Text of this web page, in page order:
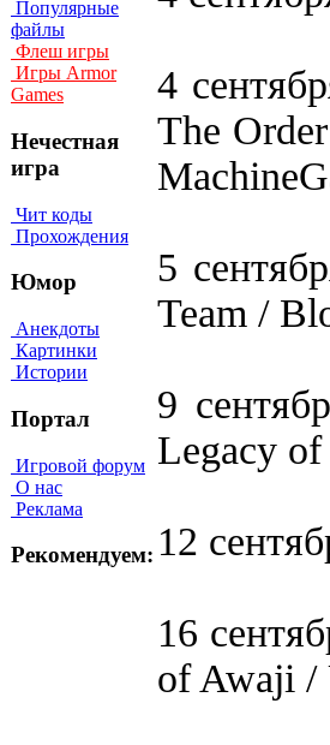
Популярные
файлы
Флеш игры
Игры Armor
Games
Нечестная
игра
Чит коды
Прохождения
Юмор
Анекдоты
Картинки
Истории
Портал
Игровой форум
О нас
Реклама
Рекомендуем:
4
The
5
Team /
9
Legacy of
12
16
of Awaji /